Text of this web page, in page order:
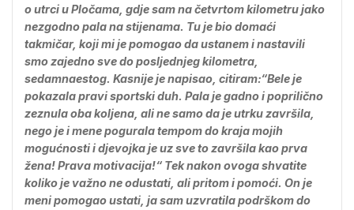
o utrci u Pločama, gdje sam na četvrtom kilometru jako
nezgodno pala na stijenama. Tu je bio domaći
takmičar, koji mi je pomogao da ustanem i nastavili
smo zajedno sve do posljednjeg kilometra,
sedamnaestog. Kasnije je napisao, citiram:“Bele je
pokazala pravi sportski duh. Pala je gadno i poprilično
zeznula oba koljena, ali ne samo da je utrku završila,
nego je i mene pogurala tempom do kraja mojih
mogućnosti i djevojka je uz sve to završila kao prva
žena! Prava motivacija!“ Tek nakon ovoga shvatite
koliko je važno ne odustati, ali pritom i pomoći. On je
meni pomogao ustati, ja sam uzvratila podrškom do